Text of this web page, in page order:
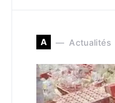
A Actualités